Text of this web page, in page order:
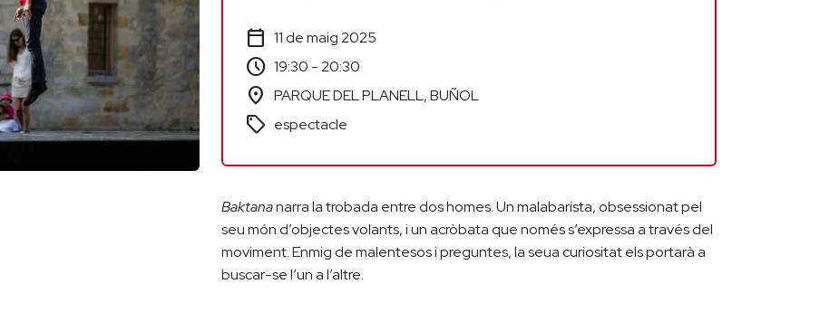
calendar_today 11 de maig 2025
schedule 19:30 - 20:30
location_on PARQUE DEL PLANELL, BUÑOL
sell espectacle
Baktananarra la trobada entre dos homes. Un malabarista, obsessionat pel
seu món d’objectes volants, i un acròbata que només s’expressa a través del
moviment. Enmig de malentesos i preguntes, la seua curiositat els portarà a
buscar-se l’un a l’altre.